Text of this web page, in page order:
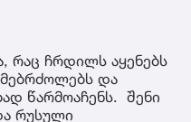
რაც ჩრდილს აყენებს
და
წარმოაჩენს. შენი
რუსული